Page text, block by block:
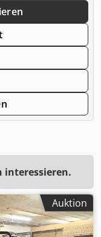
interessieren.
Auktion